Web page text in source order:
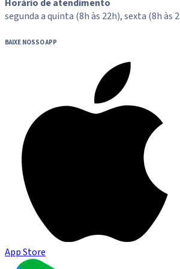
Horário de atendimento
segunda a quinta (8h às 22h), sexta (8h às
BAIXE NOSSO APP
App Store